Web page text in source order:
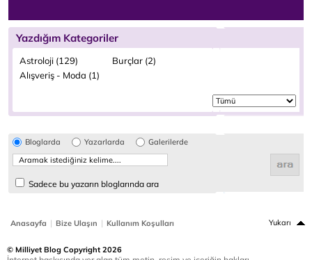
Yazdığım Kategoriler
Astroloji (129)
Burçlar (2)
Alışveriş - Moda (1)
Bloglarda Yazarlarda Galerilerde
Sadece bu yazarın bloglarında ara
Anasayfa | Bize Ulaşın | Kullanım Koşulları Yukarı
© Milliyet Blog Copyright 2026